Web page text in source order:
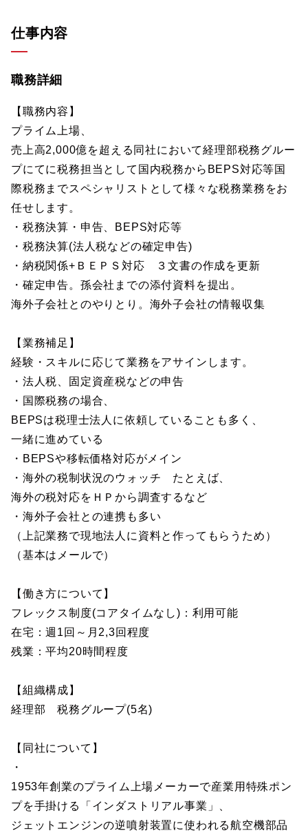
仕事内容
職務詳細
【職務内容】
プライム上場、
売上高2,000億を超える同社において経理部税務グルー
プにてに税務担当として国内税務からBEPS対応等国
際税務までスペシャリストとして様々な税務業務をお
任せします。
・税務決算・申告、BEPS対応等
・税務決算(法人税などの確定申告)
・納税関係+ＢＥＰＳ対応 ３文書の作成を更新
・確定申告。孫会社までの添付資料を提出。
海外子会社とのやりとり。海外子会社の情報収集
【業務補足】
経験・スキルに応じて業務をアサインします。
・法人税、固定資産税などの申告
・国際税務の場合、
BEPSは税理士法人に依頼していることも多く、
一緒に進めている
・BEPSや移転価格対応がメイン
・海外の税制状況のウォッチ たとえば、
海外の税対応をＨＰから調査するなど
・海外子会社との連携も多い
（上記業務で現地法人に資料と作ってもらうため）
（基本はメールで）
【働き方について】
フレックス制度(コアタイムなし)：利用可能
在宅：週1回～月2,3回程度
残業：平均20時間程度
【組織構成】
経理部 税務グループ(5名)
【同社について】
・
1953年創業のプライム上場メーカーで産業用特殊ポン
プを手掛ける「インダストリアル事業」、
ジェットエンジンの逆噴射装置に使われる航空機部品